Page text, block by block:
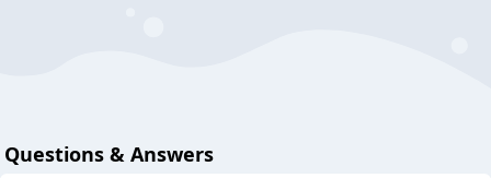
Questions & Answers